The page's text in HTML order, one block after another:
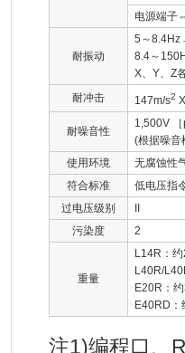
电源端子
耐振动
5～8.4Hz
8.4～
X、Y、Z
耐冲击
147m/s2
耐噪音性
1,500V
(根据噪音
使用环境
无腐蚀性
符合标准
低电压指
过电压级别
污染度
2
重量
L14R：
L40R/
E20R：
E40RD
注1)编程口、